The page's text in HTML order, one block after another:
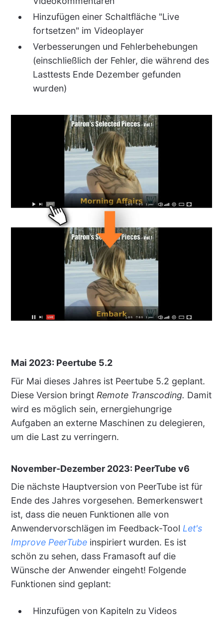
Hinzufügen einer Schaltfläche "Live
fortsetzen" im Videoplayer
Verbesserungen und Fehlerbehebungen
(einschließlich der Fehler, die während des
Lasttests Ende Dezember gefunden
wurden)
Mai 2023: Peertube 5.2
Für Mai dieses Jahres ist Peertube 5.2 geplant.
Diese Version bringt Remote Transcoding. Damit
wird es möglich sein, ernergiehungrige
Aufgaben an externe Maschinen zu delegieren,
um die Last zu verringern.
November-Dezember 2023: PeerTube v6
Die nächste Hauptversion von PeerTube ist für
Ende des Jahres vorgesehen. Bemerkenswert
ist, dass die neuen Funktionen alle von
Anwendervorschlägen im Feedback-Tool Let's
Improve PeerTubeinspiriert wurden. Es ist
schön zu sehen, dass Framasoft auf die
Wünsche der Anwender eingeht! Folgende
Funktionen sind geplant:
Hinzufügen von Kapiteln zu Videos